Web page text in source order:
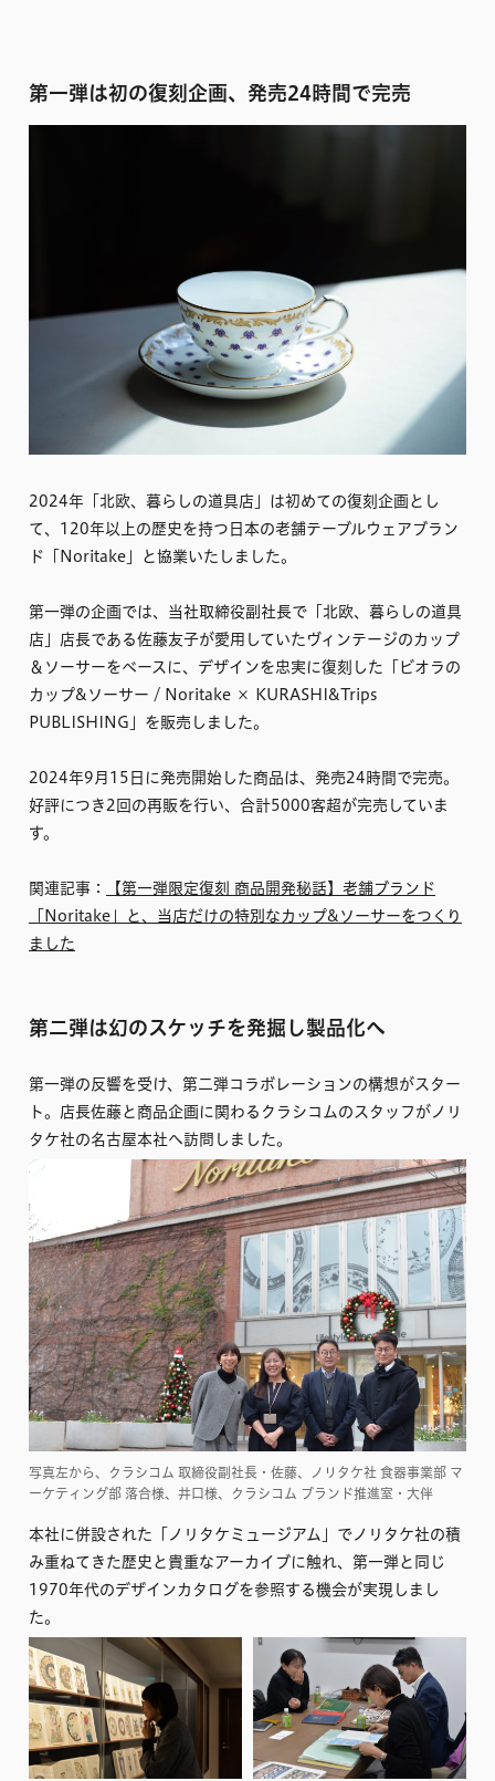
第一弾は初の復刻企画、発売24時間で完売
2024年「北欧、暮らしの道具店」は初めての復刻企画とし
て、120年以上の歴史を持つ日本の老舗テーブルウェアブラン
ド「Noritake」と協業いたしました。
第一弾の企画では、当社取締役副社長で「北欧、暮らしの道具
店」店長である佐藤友子が愛用していたヴィンテージのカップ
＆ソーサーをベースに、デザインを忠実に復刻した「ビオラの
カップ&ソーサー / Noritake × KURASHI&Trips
PUBLISHING」を販売しました。
2024年9月15日に発売開始した商品は、発売24時間で完売。
好評につき2回の再販を行い、合計5000客超が完売していま
す。
関連記事：
【第一弾限定復刻 商品開発秘話】老舗ブランド
「Noritake」と、当店だけの特別なカップ&ソーサーをつくり
ました
第二弾は幻のスケッチを発掘し製品化へ
第一弾の反響を受け、第二弾コラボレーションの構想がスター
ト。店長佐藤と商品企画に関わるクラシコムのスタッフがノリ
タケ社の名古屋本社へ訪問しました。
写真左から、クラシコム 取締役副社長・佐藤、ノリタケ社 食器事業部 マ
ーケティング部 落合様、井口様、クラシコム ブランド推進室・大伴
本社に併設された「ノリタケミュージアム」でノリタケ社の積
み重ねてきた歴史と貴重なアーカイブに触れ、第一弾と同じ
1970年代のデザインカタログを参照する機会が実現しまし
た。